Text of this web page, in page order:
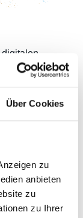
Über Cookies
zu
anbieten
zu
zu Ihrer
die
ist Out-of-
im Mediamix
OOH ist